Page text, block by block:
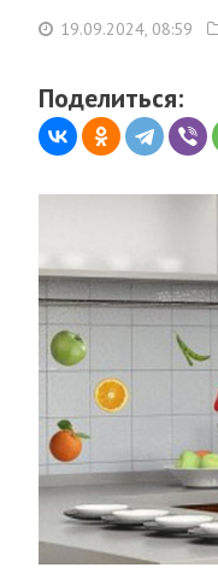
19.09.2024, 08:59
Поделиться: